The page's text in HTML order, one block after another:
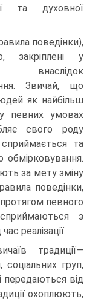
та духовної
поведінки),
закріплені у
внаслідок
Звичай, що
як найбільш
певних умовах
свого роду
та
обмірковування.
за мету зміну
поведінки,
певного
з
реалізації.
традиції—
груп,
передаються від
охоплюють,